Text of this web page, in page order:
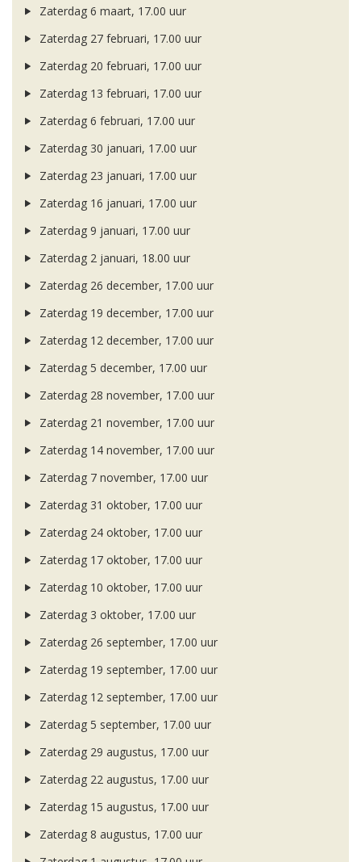
Zaterdag 6 maart, 17.00 uur
Zaterdag 27 februari, 17.00 uur
Zaterdag 20 februari, 17.00 uur
Zaterdag 13 februari, 17.00 uur
Zaterdag 6 februari, 17.00 uur
Zaterdag 30 januari, 17.00 uur
Zaterdag 23 januari, 17.00 uur
Zaterdag 16 januari, 17.00 uur
Zaterdag 9 januari, 17.00 uur
Zaterdag 2 januari, 18.00 uur
Zaterdag 26 december, 17.00 uur
Zaterdag 19 december, 17.00 uur
Zaterdag 12 december, 17.00 uur
Zaterdag 5 december, 17.00 uur
Zaterdag 28 november, 17.00 uur
Zaterdag 21 november, 17.00 uur
Zaterdag 14 november, 17.00 uur
Zaterdag 7 november, 17.00 uur
Zaterdag 31 oktober, 17.00 uur
Zaterdag 24 oktober, 17.00 uur
Zaterdag 17 oktober, 17.00 uur
Zaterdag 10 oktober, 17.00 uur
Zaterdag 3 oktober, 17.00 uur
Zaterdag 26 september, 17.00 uur
Zaterdag 19 september, 17.00 uur
Zaterdag 12 september, 17.00 uur
Zaterdag 5 september, 17.00 uur
Zaterdag 29 augustus, 17.00 uur
Zaterdag 22 augustus, 17.00 uur
Zaterdag 15 augustus, 17.00 uur
Zaterdag 8 augustus, 17.00 uur